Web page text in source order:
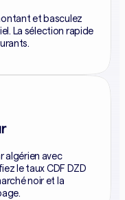
et basculez
La sélection rapide
algérien avec
le taux CDF DZD
noir et la